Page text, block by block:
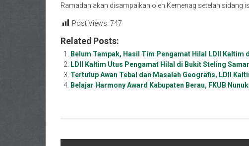
Ramadan akan disampaikan oleh Kemenag setelah sidang
Post Views: 747
Related Posts:
Belum Tampak, Hasil Tim Pengamat Hilal LDII Kaltim
LDII Kaltim Utus Pengamat Hilal di Bukit Steling
Tertutup Awan Tebal dan Masalah Geografis, LDII
Belajar Harmony Award Kabupaten Berau, FKUB